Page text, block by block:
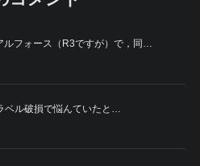
ルフォース（R3ですが）で，同…
ベル破損で悩んていたと…